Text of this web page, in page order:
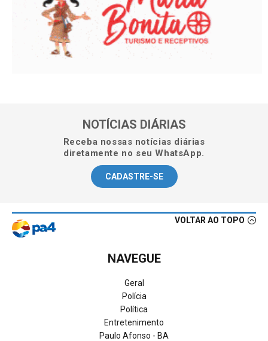
NOTÍCIAS DIÁRIAS
Receba nossas notícias diárias
diretamente no seu WhatsApp.
CADASTRE-SE
VOLTAR AO TOPO
NAVEGUE
Geral
Polícia
Política
Entretenimento
Paulo Afonso - BA